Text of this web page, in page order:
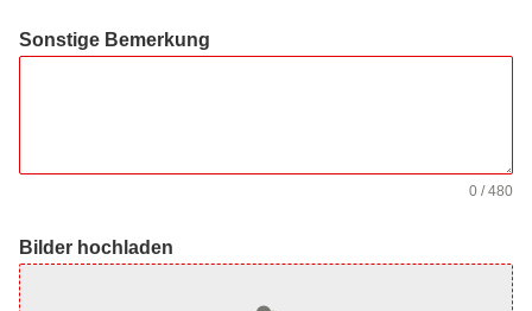
Sonstige Bemerkung
0 / 480
Bilder hochladen